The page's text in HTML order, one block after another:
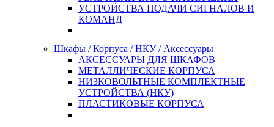
УСТРОЙСТВА ПОДАЧИ СИГНАЛОВ И
КОМАНД
Шкафы / Корпуса / НКУ / Аксессуары
АКСЕССУАРЫ ДЛЯ ШКАФОВ
МЕТАЛЛИЧЕСКИЕ КОРПУСА
НИЗКОВОЛЬТНЫЕ КОМПЛЕКТНЫЕ
УСТРОЙСТВА (НКУ)
ПЛАСТИКОВЫЕ КОРПУСА